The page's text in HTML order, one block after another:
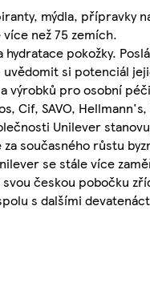
mýdla, přípravky
než 75 zemích.
pokožky.
si potenciál
výrobků pro osobní
Cif, SAVO,
Unilever
současného růstu
se stále více
českou pobočku
s dalšími